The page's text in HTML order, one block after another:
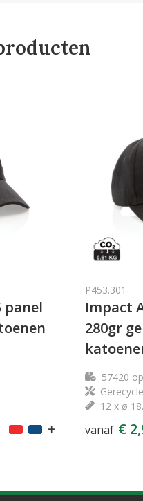
panel
P453.301
Impact
280gr
57420
12 x ø
vanaf €